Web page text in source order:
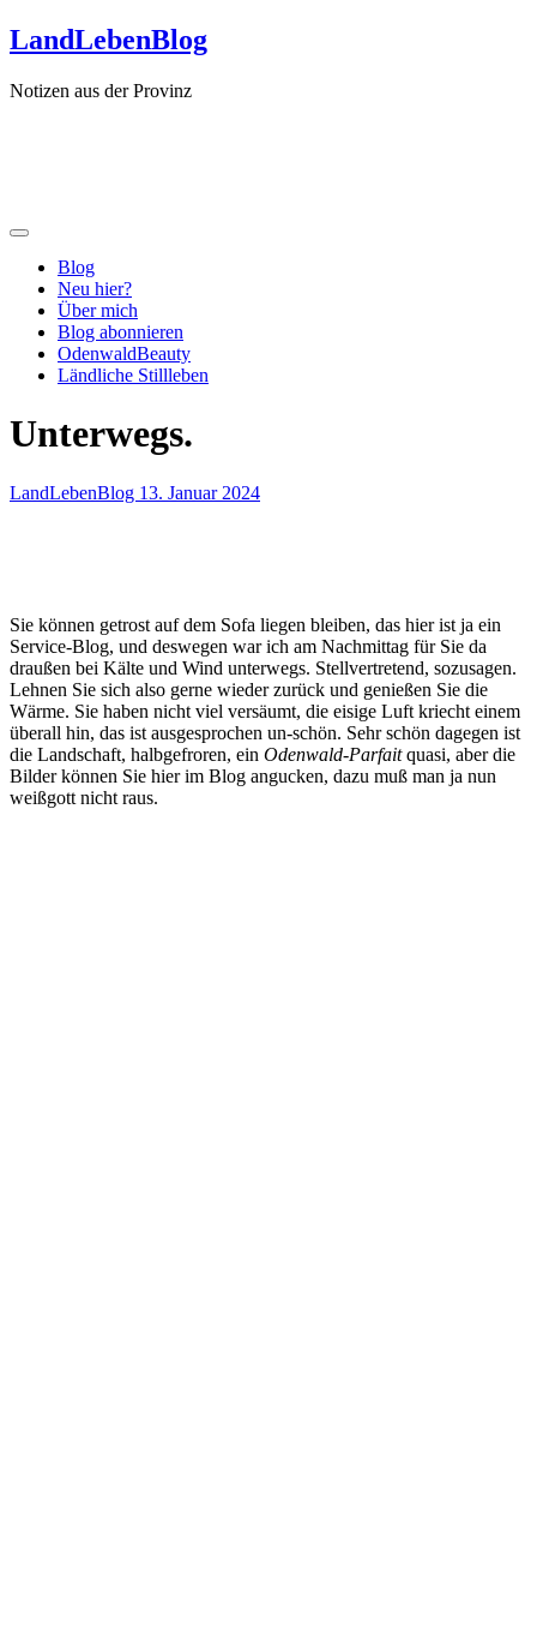
Zum
Inhalt
LandLebenBlog
Notizen aus der Provinz
Blog
Neu hier?
Über mich
Blog abonnieren
OdenwaldBeauty
Ländliche Stillleben
Unterwegs.
LandLebenBlog 13. Januar 2024
Sie können getrost auf dem Sofa liegen bleiben, das hier ist ja ein
Service-Blog, und deswegen war ich am Nachmittag für Sie da
draußen bei Kälte und Wind unterwegs. Stellvertretend, sozusagen.
Lehnen Sie sich also gerne wieder zurück und genießen Sie die
Wärme. Sie haben nicht viel versäumt, die eisige Luft kriecht einem
überall hin, das ist ausgesprochen un-schön. Sehr schön dagegen ist
die Landschaft, halbgefroren, ein Odenwald-Parfaitquasi, aber die
Bilder können Sie hier im Blog angucken, dazu muß man ja nun
weißgott nicht raus.